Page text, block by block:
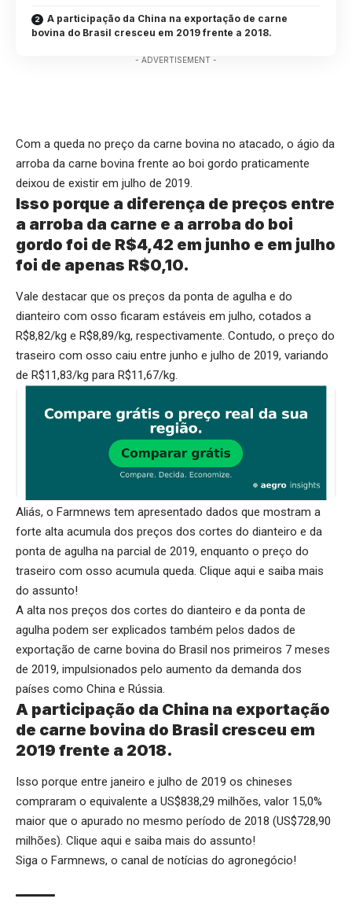
A participação da China na exportação de carne
bovina do Brasil cresceu em 2019 frente a 2018.
- ADVERTISEMENT -
Com a queda no preço da carne bovina no atacado, o ágio da
arroba da carne bovina frente ao boi gordo praticamente
deixou de existir em julho de 2019.
Isso porque a diferença de preços entre
a arroba da carne e a arroba do boi
gordo foi de R$4,42 em junho e em julho
foi de apenas R$0,10.
Vale destacar que os preços da ponta de agulha e do
dianteiro com osso ficaram estáveis em julho, cotados a
R$8,82/kg e R$8,89/kg, respectivamente. Contudo, o preço do
traseiro com osso caiu entre junho e julho de 2019, variando
de R$11,83/kg para R$11,67/kg.
Aliás, o Farmnews tem apresentado dados que mostram a
forte alta acumula dos preços dos cortes do dianteiro e da
ponta de agulha na parcial de 2019, enquanto o preço do
traseiro com osso acumula queda. Clique aqui e saiba mais
do assunto!
A alta nos preços dos cortes do dianteiro e da ponta de
agulha podem ser explicados também pelos dados de
exportação de carne bovina do Brasil nos primeiros 7 meses
de 2019, impulsionados pelo aumento da demanda dos
países como China e Rússia.
A participação da China na exportação
de carne bovina do Brasil cresceu em
2019 frente a 2018.
Isso porque entre janeiro e julho de 2019 os chineses
compraram o equivalente a US$838,29 milhões, valor 15,0%
maior que o apurado no mesmo período de 2018 (US$728,90
milhões). Clique aqui e saiba mais do assunto!
Siga o Farmnews, o canal de notícias do agronegócio!